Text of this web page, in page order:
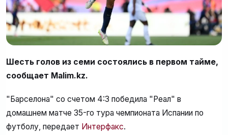
Шесть голов из семи состоялись в первом тайме,
сообщает Malim.kz.
"Барселона" со счетом 4:3 победила "Реал" в
домашнем матче 35-го тура чемпионата Испании по
футболу, передает Интерфакс.